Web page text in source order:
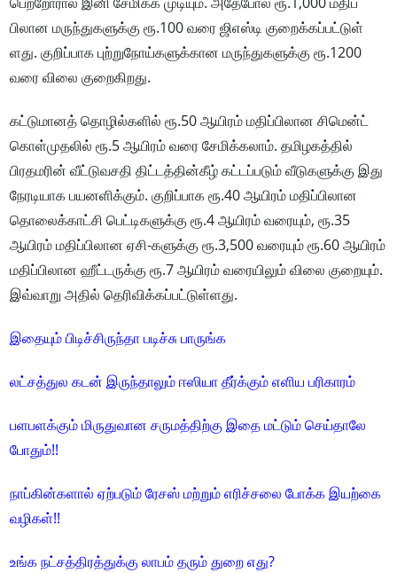
பிலான மருந்​துகளுக்கு ரூ.100 வரை ஜிஎஸ்டி குறைக்​கப்​பட்​டுள்​
ளது. குறிப்​பாக புற்​று​நோய்​களுக்​கான மருந்​துகளுக்கு ரூ.1200
வரை விலை குறை​கிறது.
கட்​டு​மானத் தொழில்​களில் ரூ.50 ஆயிரம் மதிப்​பிலான சிமென்ட்
கொள்​முதலில் ரூ.5 ஆயிரம் வரை சேமிக்கலாம். தமிழகத்​தில்
பிரதமரின் வீட்​டு​வசதி திட்​டத்​தின்​கீழ் கட்​டப்​படும் வீடு​களுக்கு இது
நேரடி​யாக பயனளிக்​கும். குறிப்​பாக ரூ.40 ஆயிரம் மதிப்​பிலான
தொலைக்​காட்சி பெட்​டிகளுக்கு ரூ.4 ஆயிரம் வரை​யும், ரூ.35
ஆயிரம் மதிப்​பிலான ஏசி-​களுக்கு ரூ.3,500 வரை​யும் ரூ.60 ஆயிரம்
மதிப்​பிலான ஹீட்​டருக்கு ரூ.7 ஆயிரம்​ வரை​யிலும்​ விலை குறை​யும்.
இவ்​வாறு அதில்​ தெரிவிக்கப்பட்டுள்ளது.
இதையும் பிடிச்சிருந்தா படிச்சு பாருங்க
லட்சத்துல கடன் இருந்தாலும் ஈஸியா தீர்க்கும் எளிய பரிகாரம்
பளபளக்கும் மிருதுவான சருமத்திற்கு இதை மட்டும் செய்தாலே
போதும்!!
நாப்கின்களால் ஏற்படும் ரேசஸ் மற்றும் எரிச்சலை போக்க இயற்கை
வழிகள்!!
உங்க நட்சத்திரத்துக்கு லாபம் தரும் துறை எது?